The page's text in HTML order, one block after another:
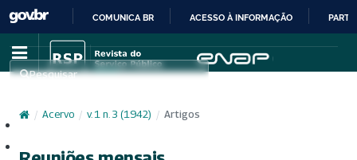
IR
PARA
CONTEÚDO
COMUNICA BR ACESSO À INFORMAÇÃO
Pesquisar
/ Acervo / v. 1 n. 3 (1942) / Artigos